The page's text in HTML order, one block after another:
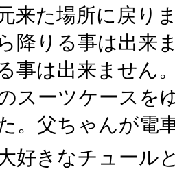
来た場所に戻り
降りる事は出来
事は出来ません
スーツケースを
。父ちゃんが電
好きなチュール